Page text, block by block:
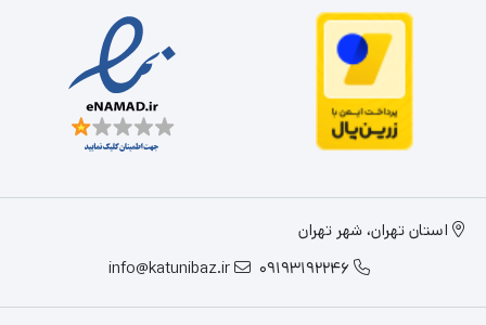
استان تهران، شهر تهران
09193192246
info@katunibaz.ir